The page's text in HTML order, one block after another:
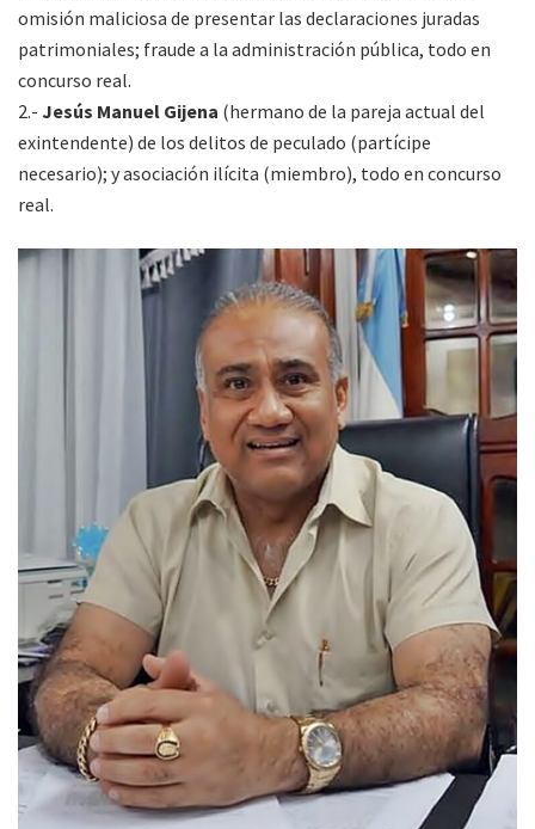
omisión maliciosa de presentar las declaraciones juradas
patrimoniales; fraude a la administración pública, todo en
concurso real.
2.- Jesús Manuel Gijena (hermano de la pareja actual del
exintendente) de los delitos de peculado (partícipe
necesario); y asociación ilícita (miembro), todo en concurso
real.